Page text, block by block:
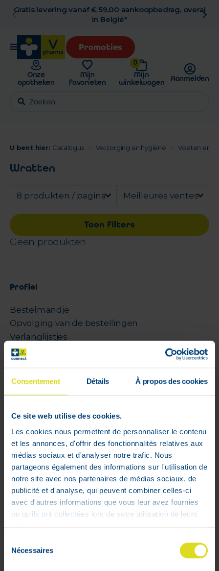
Consentement Détails À propos des cookies
Ce site web utilise des cookies.
Les cookies nous permettent de personnaliser le contenu
et les annonces, d'offrir des fonctionnalités relatives aux
médias sociaux et d'analyser notre trafic. Nous
partageons également des informations sur l'utilisation de
notre site avec nos partenaires de médias sociaux, de
publicité et d'analyse, qui peuvent combiner celles-ci
avec d'autres informations que vous leur avez fournies
ou qu'ils ont collectées lors de votre utilisation de leurs
services.
Nécessaires
Gratis levering vanaf € 59,00 aankoopbedrag, overal
in België*
Promoties
Onze
apotheken
Mijn
favorieten
0
Mijn
winkelwagen
Aanmelden
U bent hier: Catalogus Verzorging en hygiëne Voeten en
Wratten
8 produkten / pagina Meilleures ventes
Toon filters
Geen produkten
Profiel
Bestelmandje
Opvolging van de bestellingen
Verlanglijstjes
Algemene voorwaarden
Retourneren
Beveiligde betalingen
Juridische geschillen
Sponsoring
VPharma
V-Pharma
Apotheek Florence Dehalu
rue de Limbourg, 31 A
4800 Verviers (Belgique)
APB 637910
De apotheek is open
van maandag tot vrijdag van 9.00 tot 13.00 uur